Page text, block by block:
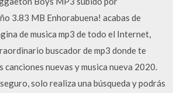
3.83 MB Enhorabuena! acabas de
de musica mp3 de todo el Internet,
buscador de mp3 donde te
canciones nuevas y musica nueva 2020.
solo realiza una búsqueda y podrás